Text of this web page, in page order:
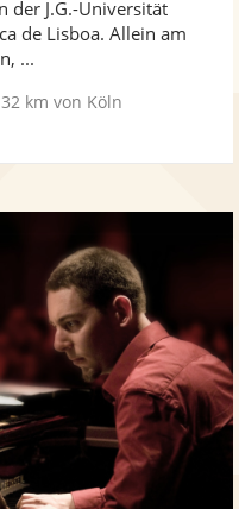
5
der J.G.-Universität
de Lisboa. Allein am
...
km von Köln